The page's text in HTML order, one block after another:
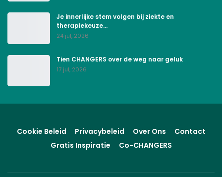
Je innerlijke stem volgen bij ziekte en
therapiekeuze…
24 jul, 2026
Tien CHANGERS over de weg naar geluk
17 jul, 2026
Cookie Beleid Privacybeleid Over Ons
Contact
Gratis Inspiratie
Co-CHANGERS